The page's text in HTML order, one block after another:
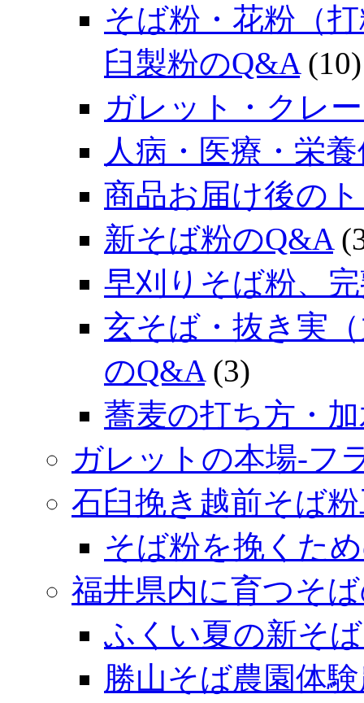
そば粉・花粉（
臼製粉のQ&A (10)
ガレット・クレ
人病・医療・栄
商品お届け後の
新そば粉のQ&A
早刈りそば粉、
玄そば・抜き実
のQ&A (3)
蕎麦の打ち方・
ガレットの本場‐フ
石臼挽き越前そば
そば粉を挽くた
福井県内に育つそ
ふくい夏の新そ
勝山そば農園体